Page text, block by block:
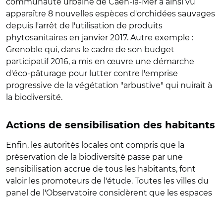
apparaître 8 nouvelles espèces d'orchidées sauvages
depuis l'arrêt de l'utilisation de produits
phytosanitaires en janvier 2017. Autre exemple :
Grenoble qui, dans le cadre de son budget
participatif 2016, a mis en œuvre une démarche
d'éco-pâturage pour lutter contre l'emprise
progressive de la végétation "arbustive" qui nuirait à
la biodiversité.
Actions de sensibilisation des habitants
Enfin, les autorités locales ont compris que la
préservation de la biodiversité passe par une
sensibilisation accrue de tous les habitants, font
valoir les promoteurs de l'étude. Toutes les villes du
panel de l'Observatoire considèrent que les espaces